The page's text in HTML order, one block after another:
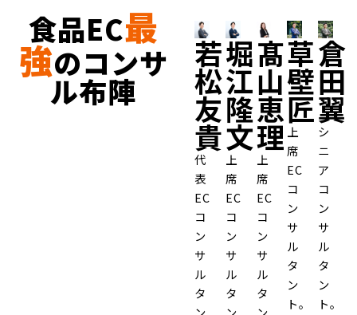
食品EC最
強のコンサ
ル布陣
若
松
友
貴
代
表
EC
コ
ン
サ
ル
タ
堀
江
隆
文
上
席
EC
コ
ン
サ
ル
タ
髙
山
恵
理
上
席
EC
コ
ン
サ
ル
タ
草
壁
匠
上
席
EC
コ
ン
サ
ル
タ
ン
ト。
倉
田
翼
シ
ニ
ア
コ
ン
サ
ル
タ
ン
ト。